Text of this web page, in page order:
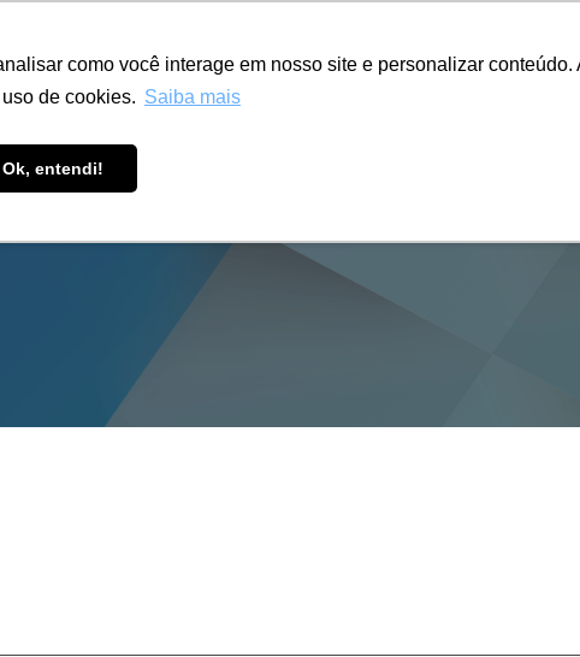
como você interage em nosso site e personalizar conteúdo.
de cookies. Saiba mais
Ok, entendi!
EXTENSÃO PESQUISA